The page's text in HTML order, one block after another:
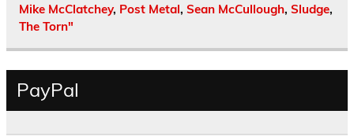
Mike McClatchey, Post Metal, Sean McCullough, Sludge,
The Torn"
PayPal